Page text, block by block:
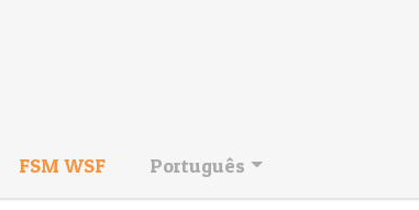
FSM WSF Português